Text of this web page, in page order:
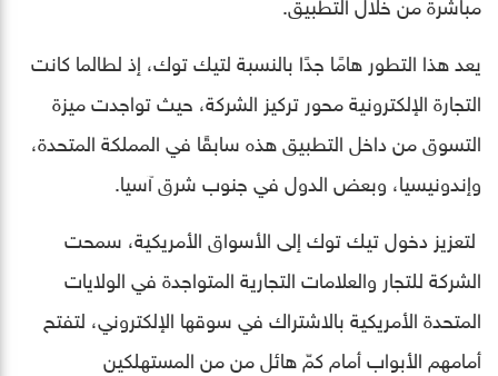
يعد هذا التطور هامًا جدًا بالنسبة لتيك توك، إذ لطالما كانت
التجارة الإلكترونية محور تركيز الشركة، حيث تواجدت ميزة
التسوق من داخل التطبيق هذه سابقًا في المملكة المتحدة،
وإندونيسيا، وبعض الدول في جنوب شرق آسيا.
لتعزيز دخول تيك توك إلى الأسواق الأمريكية، سمحت
الشركة للتجار والعلامات التجارية المتواجدة في الولايات
المتحدة الأمريكية بالاشتراك في سوقها الإلكتروني، لتفتح
أمامهم الأبواب أمام كمّ هائل من من المستهلكين